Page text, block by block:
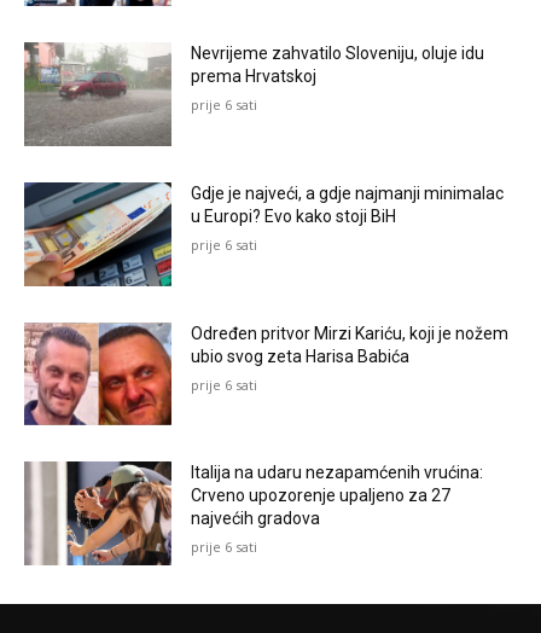
Nevrijeme zahvatilo Sloveniju, oluje idu
prema Hrvatskoj
prije 6 sati
Gdje je najveći, a gdje najmanji minimalac
u Europi? Evo kako stoji BiH
prije 6 sati
Određen pritvor Mirzi Kariću, koji je nožem
ubio svog zeta Harisa Babića
prije 6 sati
Italija na udaru nezapamćenih vrućina:
Crveno upozorenje upaljeno za 27
najvećih gradova
prije 6 sati